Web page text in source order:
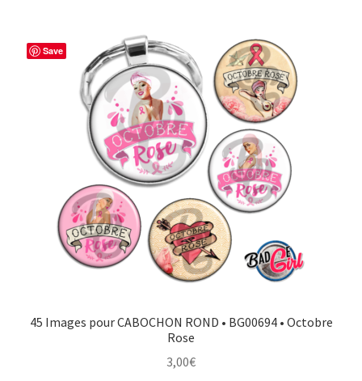
Save
45 Images pour CABOCHON ROND • BG00694 • Octobre
Rose
3,00€